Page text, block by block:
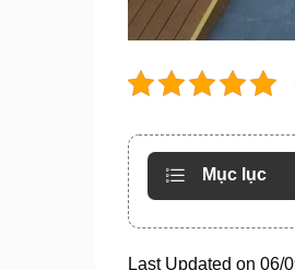
Mục lục
Last Updated on 06/